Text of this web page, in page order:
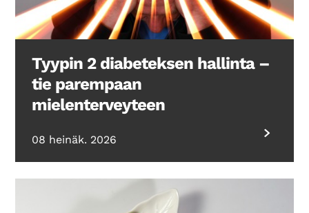
Tyypin 2 diabeteksen hallinta –
tie parempaan
mielenterveyteen
08 heinäk. 2026